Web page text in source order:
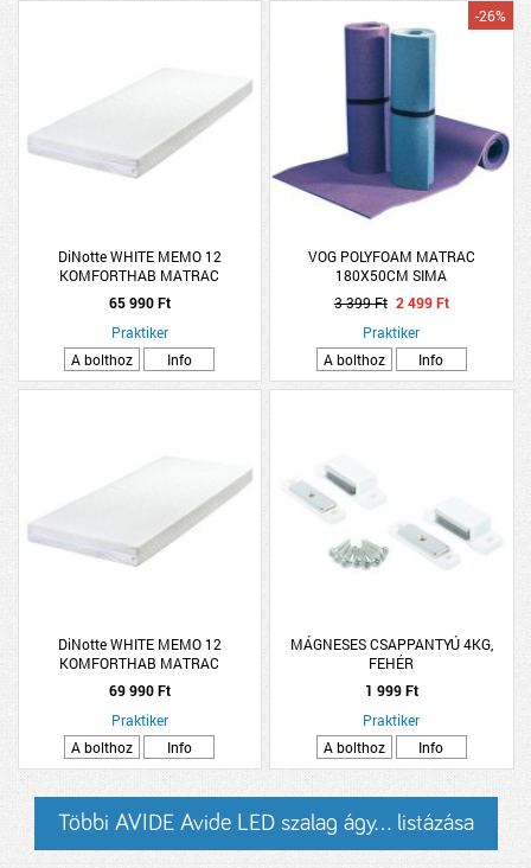
DiNotte WHITE MEMO 12
KOMFORTHAB MATRAC
140X200X12CM
65 990 Ft
Praktiker
A bolthoz
Info
VOG POLYFOAM MATRAC
180X50CM SIMA
-26%
3 399 Ft 2 499 Ft
Praktiker
A bolthoz
Info
DiNotte WHITE MEMO 12
KOMFORTHAB MATRAC
160X200X12CM
69 990 Ft
Praktiker
A bolthoz
Info
MÁGNESES CSAPPANTYÚ 4KG,
FEHÉR
1 999 Ft
Praktiker
A bolthoz
Info
Többi AVIDE Avide LED szalag ágy... listázása